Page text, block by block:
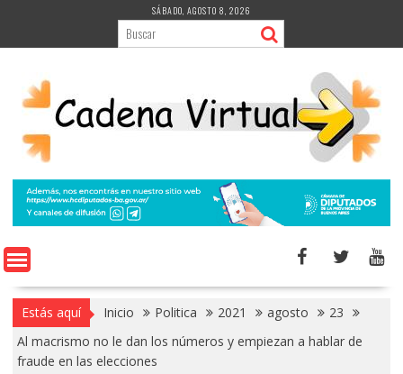
contenido
SÁBADO, AGOSTO 8, 2026
Estás aquí Inicio Politica 2021 agosto
23
Al macrismo no le dan los números y empiezan a hablar de
fraude en las elecciones